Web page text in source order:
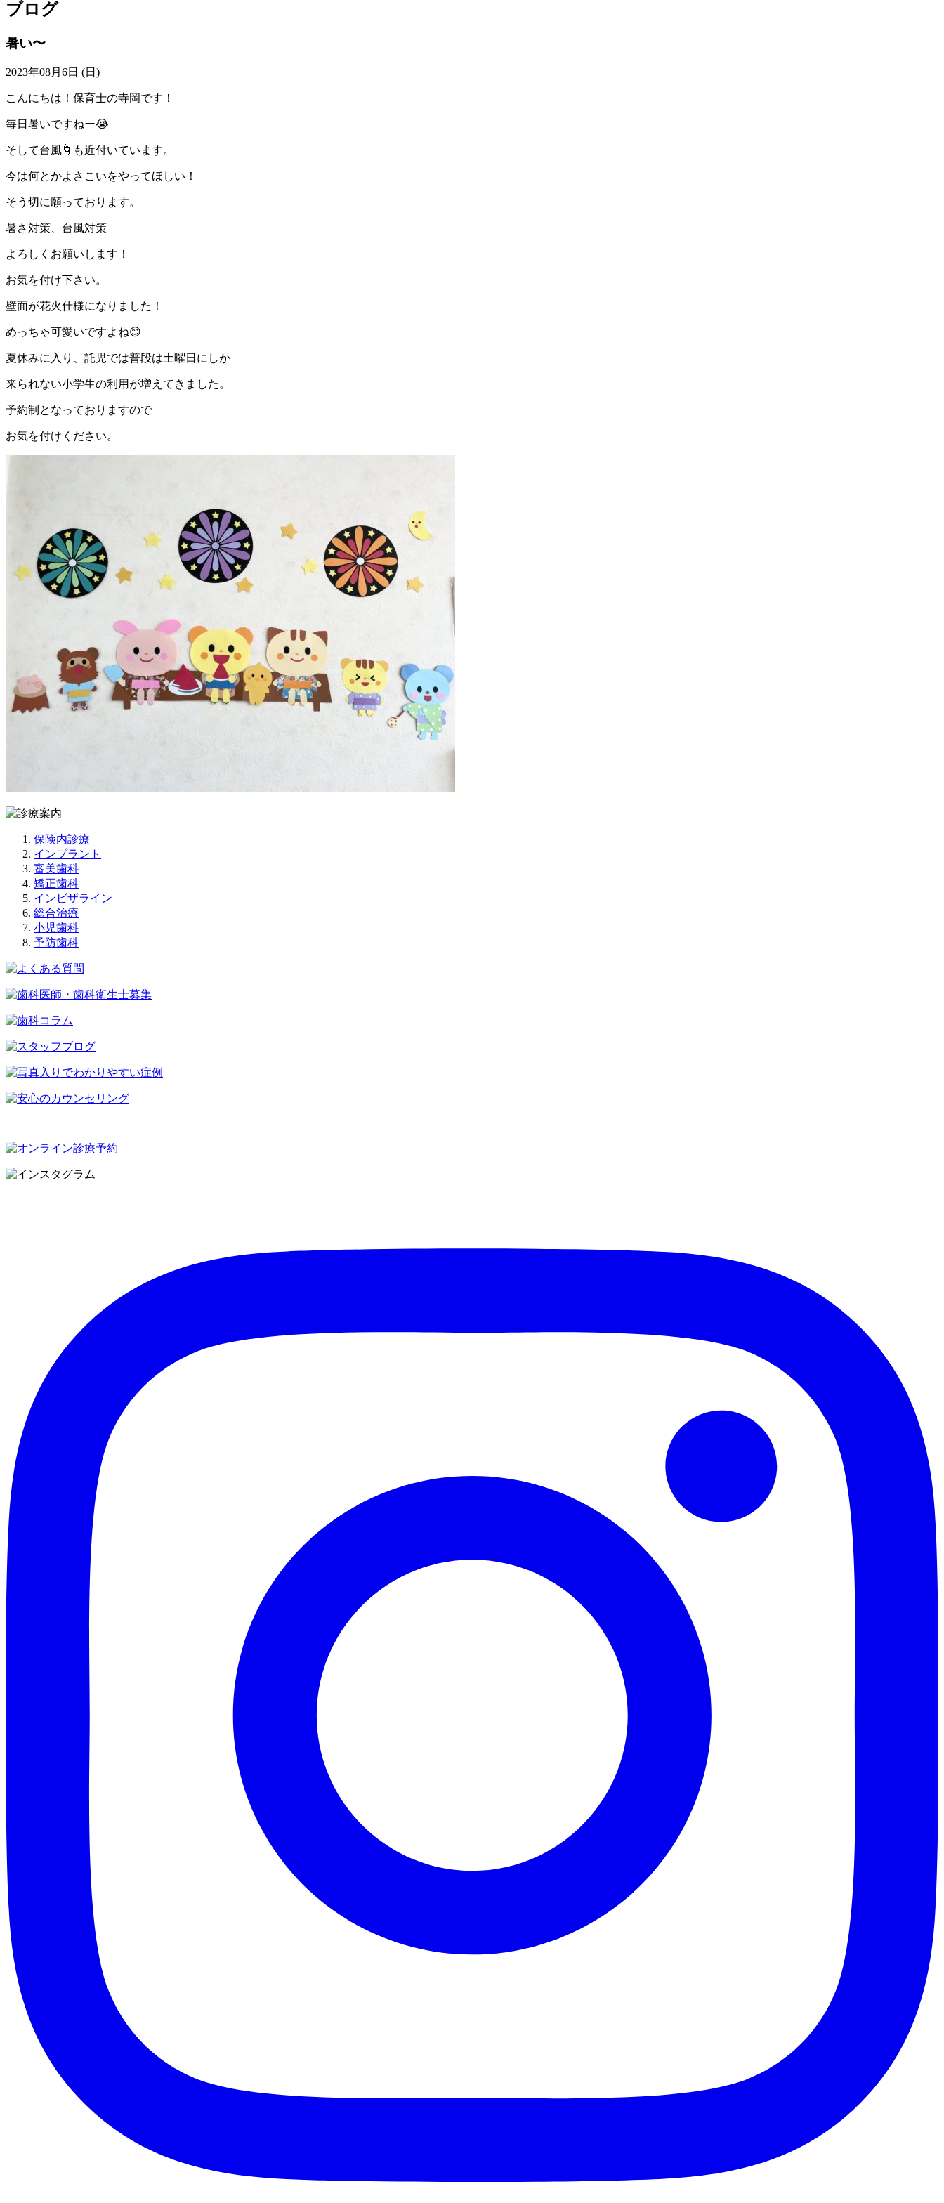
ブログ
暑い〜
2023年08月6日 (日)
こんにちは！保育士の寺岡です！
毎日暑いですねー😭
そして台風🌀も近付いています。
今は何とかよさこいをやってほしい！
そう切に願っております。
暑さ対策、台風対策
よろしくお願いします！
お気を付け下さい。
壁面が花火仕様になりました！
めっちゃ可愛いですよね😊
夏休みに入り、託児では普段は土曜日にしか
来られない小学生の利用が増えてきました。
予約制となっておりますので
お気を付けください。
保険内診療
インプラント
審美歯科
矯正歯科
インビザライン
総合治療
小児歯科
予防歯科